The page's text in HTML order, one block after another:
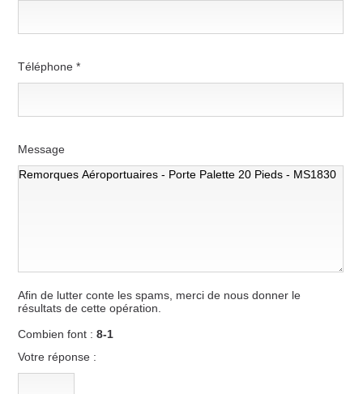
Téléphone *
Message
Afin de lutter conte les spams, merci de nous donner le
résultats de cette opération.
Combien font :8-1
Votre réponse :